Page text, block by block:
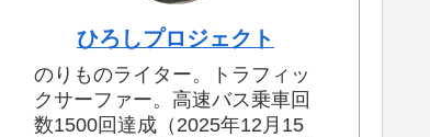
ひろしプロジェクト
のりものライター。トラフィッ
クサーファー。高速バス乗車回
数1500回達成（2025年12月15